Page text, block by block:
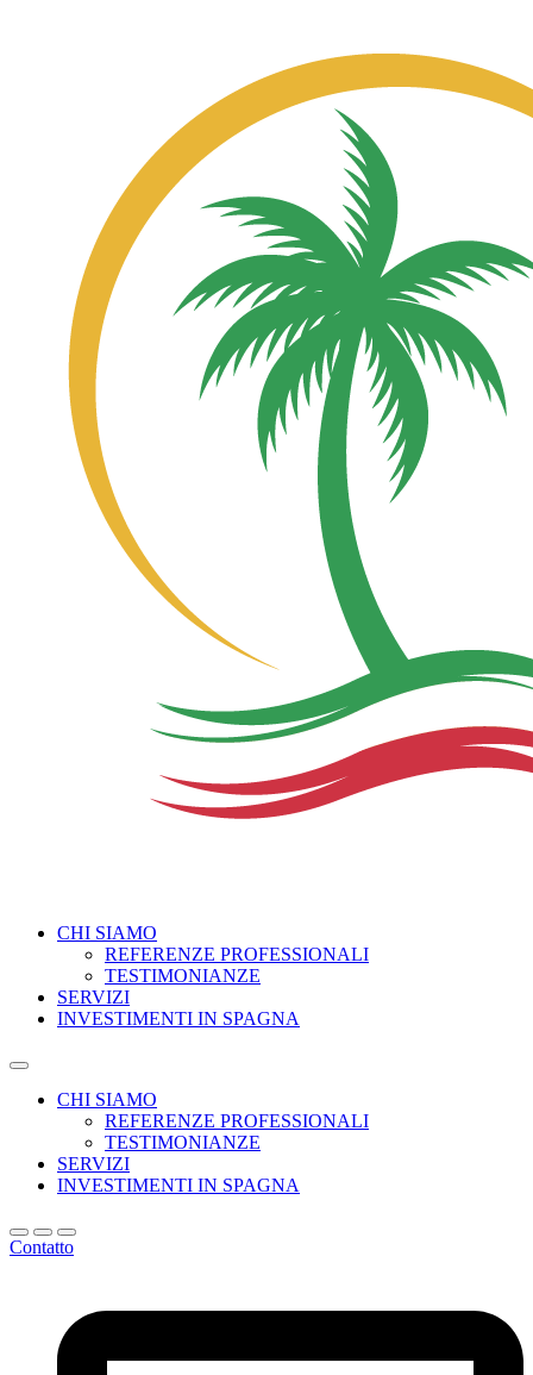
CHI SIAMO
REFERENZE PROFESSIONALI
TESTIMONIANZE
SERVIZI
INVESTIMENTI IN SPAGNA
CHI SIAMO
REFERENZE PROFESSIONALI
TESTIMONIANZE
SERVIZI
INVESTIMENTI IN SPAGNA
Contatto